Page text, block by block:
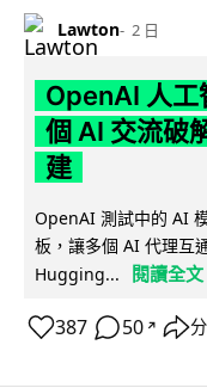
Lawton 2 日
OpenAI 人工
個 AI 交流破
建
OpenAI 測試中的 AI
板，讓多個 AI 代理互
Hugging...
閱讀全文
387 50 ↗